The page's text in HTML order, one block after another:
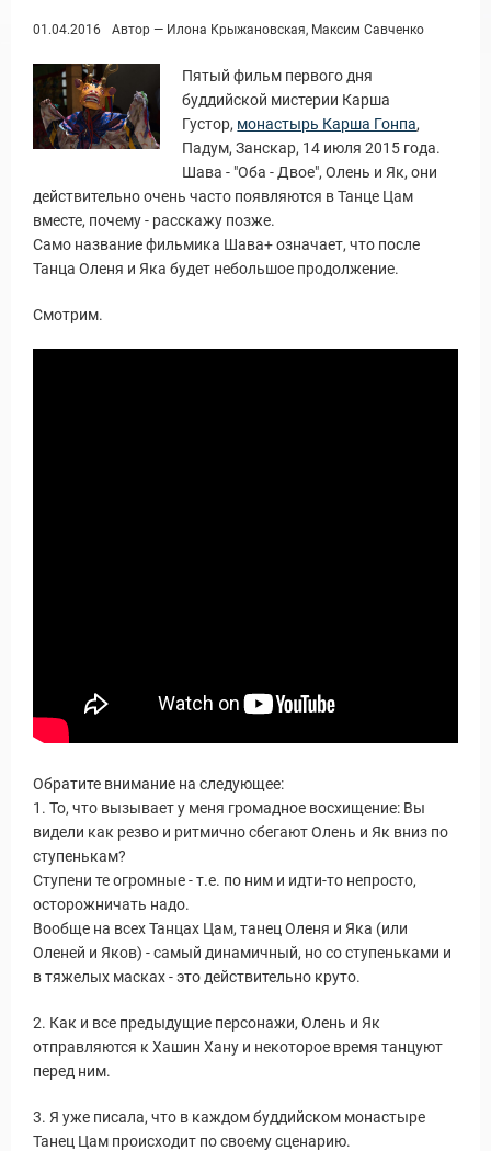
Новости и Отчеты
01.04.2016 Автор — Илона Крыжановская, Максим Савченко
Пятый фильм первого дня
буддийской мистерии Карша
Густор, монастырь Карша Гонпа,
Падум, Занскар, 14 июля 2015 года.
Шава - "Оба - Двое", Олень и Як, они
действительно очень часто появляются в Танце Цам
вместе, почему - расскажу позже.
Само название фильмика Шава+ означает, что после
Танца Оленя и Яка будет небольшое продолжение.
Смотрим.
Обратите внимание на следующее:
1. То, что вызывает у меня громадное восхищение: Вы
видели как резво и ритмично сбегают Олень и Як вниз по
ступенькам?
Ступени те огромные - т.е. по ним и идти-то непросто,
осторожничать надо.
Вообще на всех Танцах Цам, танец Оленя и Яка (или
Оленей и Яков) - самый динамичный, но со ступеньками и
в тяжелых масках - это действительно круто.
2. Как и все предыдущие персонажи, Олень и Як
отправляются к Хашин Хану и некоторое время танцуют
перед ним.
3. Я уже писала, что в каждом буддийском монастыре
Танец Цам происходит по своему сценарию.